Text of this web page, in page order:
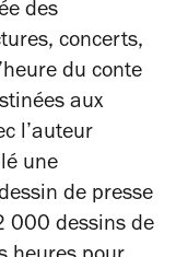
des
concerts,
du conte
aux
l’auteur
une
de presse
000 dessins de